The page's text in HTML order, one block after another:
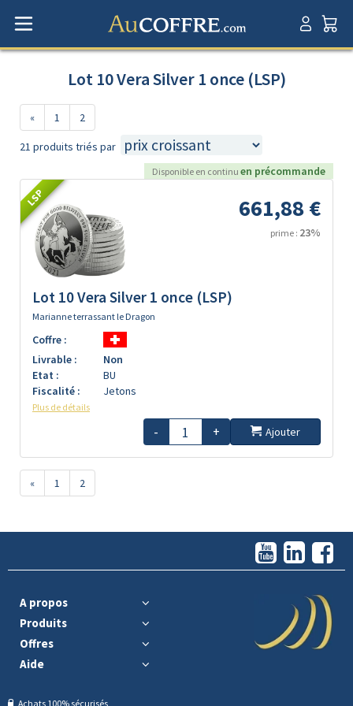
Lot 10 Vera Silver 1 once (LSP)
« 1 2
21 produits triés par
Disponible en continu en précommande
LSP 661,88 €
prime : 23%
Lot 10 Vera Silver 1 once (LSP)
Marianne terrassant le Dragon
Coffre :
Livrable :
Non
Etat :
BU
Fiscalité :
Jetons
Plus de détails
- + Ajouter
« 1 2
A propos
Produits
Offres
Aide
Achats 100% sécurisés